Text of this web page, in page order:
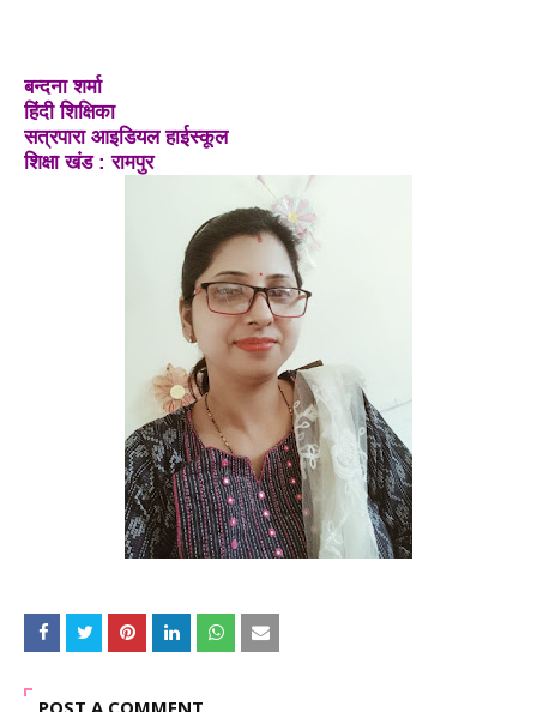
बन्दना शर्मा
हिंदी शिक्षिका
सत्रपारा आइडियल हाईस्कूल
शिक्षा खंड : रामपुर